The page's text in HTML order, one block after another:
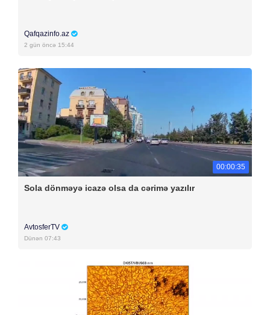
Qafqazinfo.az
2 gün öncə 15:44
00:00:35
Sola dönməyə icazə olsa da cərimə yazılır
AvtosferTV
Dünən 07:43